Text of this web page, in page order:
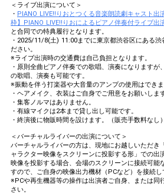
＜ライブ出演について＞
・ PIANO LIVE!!りおとつくる音楽朗読劇キャスト出
枠】PIANO LIVE!!りおによるピアノ伴奏付ライブ出
と合同での特典履行となります。
・2025/11/8(土) 11:00までに東京都渋谷区にある渋
ださい。
※ライブ出演時の交通費は自己負担となります。
・原則全曲ピアノ伴奏での歌唱、演奏になりますが
の歌唱、演奏も可能です。
※振動を伴う打楽器や大音量のアンプの使用はできま
・ヘアメイク、衣装はご自身でご用意をお願いします
・集客ノルマはありません。
・有線マイクは2本まで貸し出し可能です。
・終演後に物販時間を設けます。（販売手数料なし）
＜バーチャルライバーの出演について＞
バーチャルライバーの方は、現地にお越しいただき
ャラクター映像をスクリーンに投影する形」での出
映像を投影する場合、会場のスクリーンに接続可能
すので、ご自身の映像出力機材（PCなど）を接続し
※PCや再生機器等の操作は出演者ご自身、または同
さい。